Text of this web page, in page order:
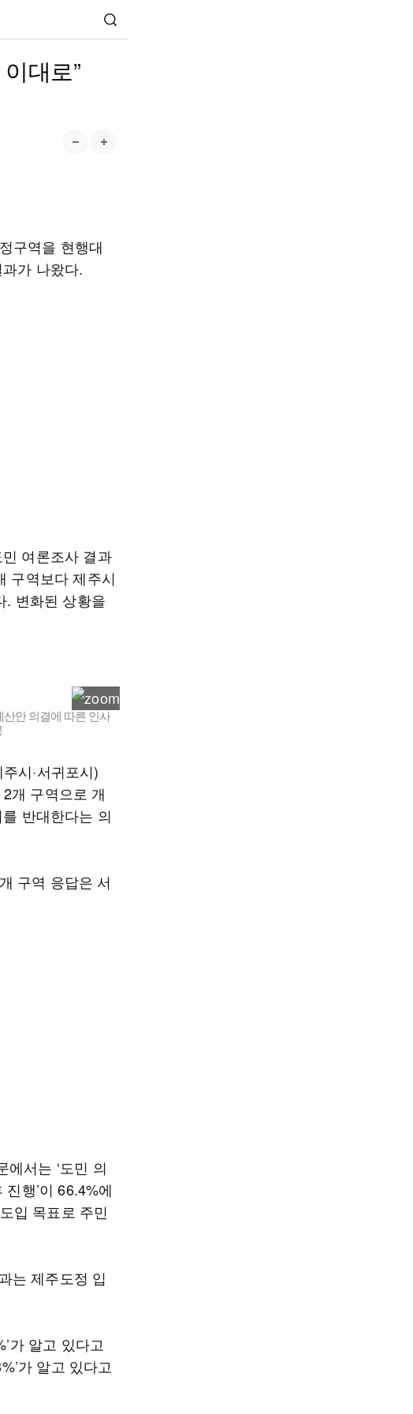
대로”
구역을 현행대
가 나왔다.
여론조사 결과
구역보다 제주시
. 변화된 상황을
안 의결에 따른 인사
시·서귀포시)
개 구역으로 개
반대한다는 의
구역 응답은 서
서는 ‘도민 의
행’이 66.4%에
입 목표로 주민
는 제주도정 입
가 알고 있다고
가 알고 있다고